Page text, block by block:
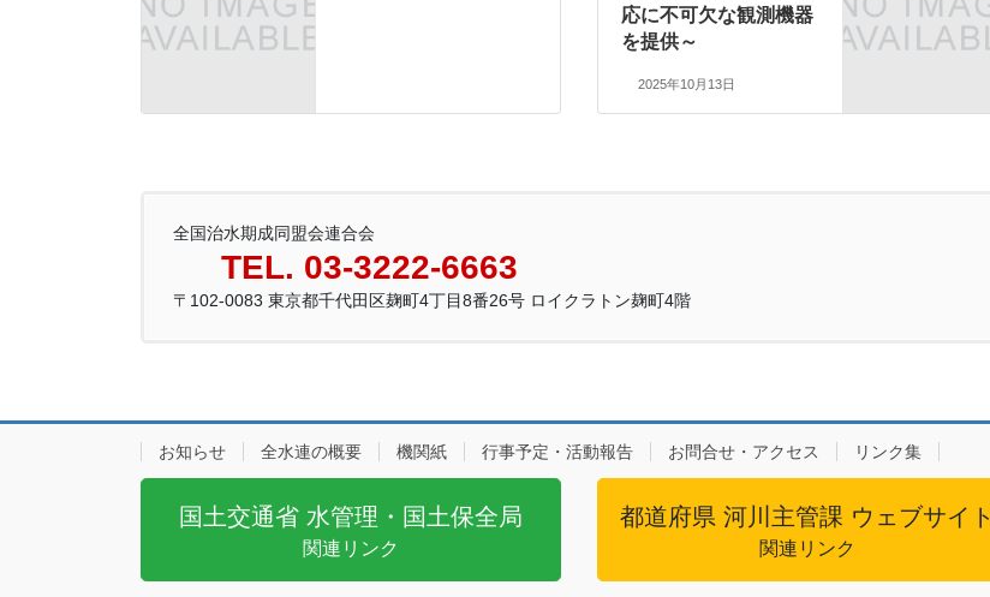
応に不可欠な観測機器
を提供～
2025年10月13日
全国治水期成同盟会連合会
TEL. 03-3222-6663
〒102-0083 東京都千代田区麹町4丁目8番26号 ロイクラトン麹町4階
お知らせ 全水連の概要 機関紙 行事予定・活動報告 お問合せ・アクセス リンク集
国土交通省 水管理・国土保全局
関連リンク
都道府県 河川主管課 ウェブサイト
関連リンク